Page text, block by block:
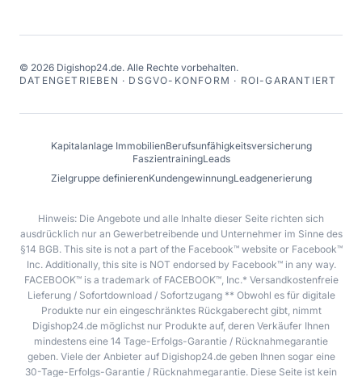
© 2026 Digishop24.de. Alle Rechte vorbehalten.
DATENGETRIEBEN · DSGVO-KONFORM · ROI-GARANTIERT
Kapitalanlage ImmobilienBerufsunfähigkeitsversicherung
FaszientrainingLeads
Zielgruppe definierenKundengewinnungLeadgenerierung
Hinweis: Die Angebote und alle Inhalte dieser Seite richten sich
ausdrücklich nur an Gewerbetreibende und Unternehmer im Sinne des
§14 BGB. This site is not a part of the Facebook™ website or Facebook™
Inc. Additionally, this site is NOT endorsed by Facebook™ in any way.
FACEBOOK™ is a trademark of FACEBOOK™, Inc.* Versandkostenfreie
Lieferung / Sofortdownload / Sofortzugang ** Obwohl es für digitale
Produkte nur ein eingeschränktes Rückgaberecht gibt, nimmt
Digishop24.de möglichst nur Produkte auf, deren Verkäufer Ihnen
mindestens eine 14 Tage-Erfolgs-Garantie / Rücknahmegarantie
geben. Viele der Anbieter auf Digishop24.de geben Ihnen sogar eine
30-Tage-Erfolgs-Garantie / Rücknahmegarantie. Diese Seite ist kein